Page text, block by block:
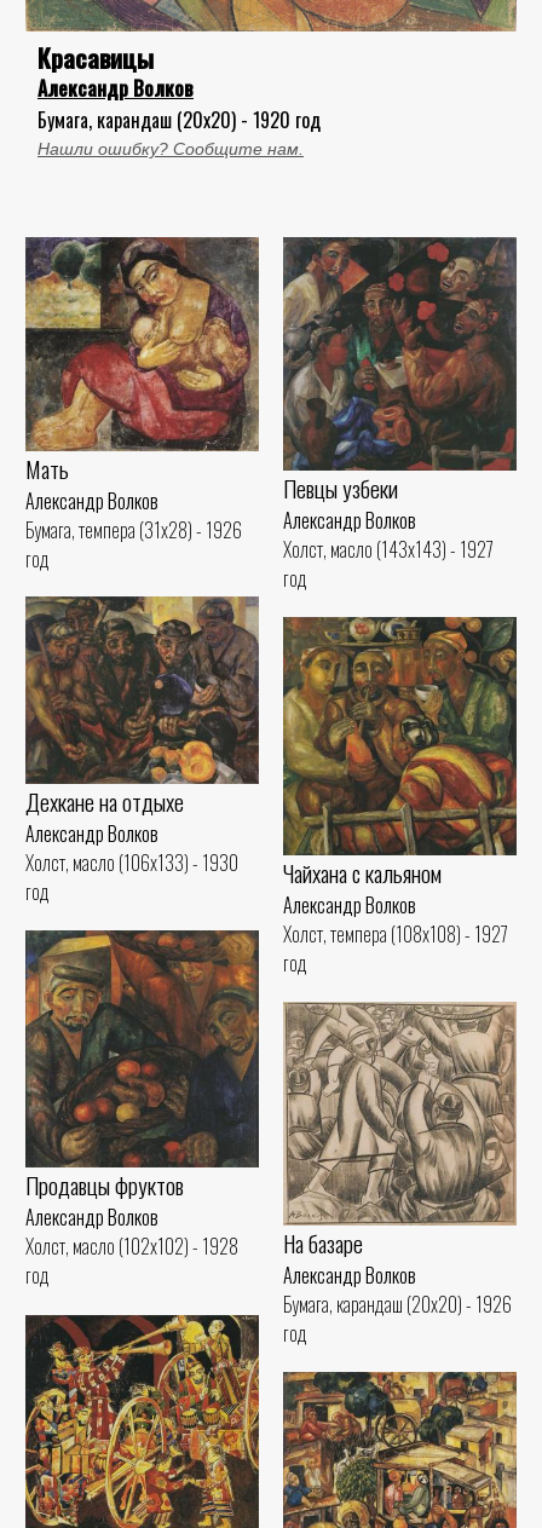
Красавицы
Александр Волков
Бумага, карандаш (20x20) - 1920 год
Нашли ошибку? Сообщите нам.
Мать
Александр Волков
Бумага, темпера (31x28) - 1926
год
Певцы узбеки
Александр Волков
Холст, масло (143x143) - 1927
год
Дехкане на отдыхе
Александр Волков
Холст, масло (106x133) - 1930
год
Чайхана с кальяном
Александр Волков
Холст, темпера (108x108) - 1927
год
Продавцы фруктов
Александр Волков
Холст, масло (102x102) - 1928
год
На базаре
Александр Волков
Бумага, карандаш (20x20) - 1926
год